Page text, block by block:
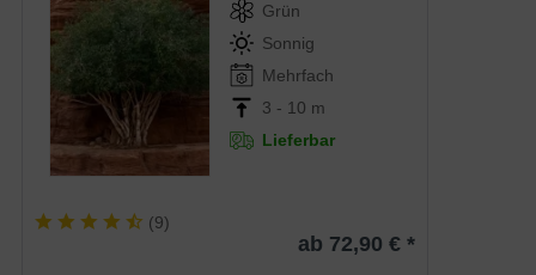
Grün
Sonnig
Mehrfach
3 - 10 m
Lieferbar
(9)
ab 72,90 € *